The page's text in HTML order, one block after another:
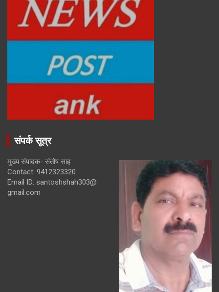
संपर्क सूत्र
मुख्य संपादक- संतोष साह
Contact: 9412323320
Email ID: santoshshah303@
gmail.com